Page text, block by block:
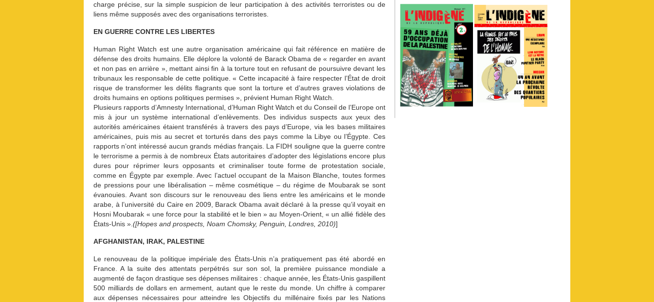
charge précise, sur la simple suspicion de leur participation à des activités terroristes ou de
liens même supposés avec des organisations terroristes.
EN GUERRE CONTRE LES LIBERTES
Human Right Watch est une autre organisation américaine qui fait référence en matière de
défense des droits humains. Elle déplore la volonté de Barack Obama de « regarder en avant
et non pas en arrière », mettant ainsi fin à la torture tout en refusant de poursuivre devant les
tribunaux les responsable de cette politique. « Cette incapacité à faire respecter l’État de droit
risque de transformer les délits flagrants que sont la torture et d’autres graves violations de
droits humains en options politiques permises », prévient Human Right Watch.
Plusieurs rapports d’Amnesty International, d’Human Right Watch et du Conseil de l’Europe ont
mis à jour un système international d’enlèvements. Des individus suspects aux yeux des
autorités américaines étaient transférés à travers des pays d’Europe, via les bases militaires
américaines, puis mis au secret et torturés dans des pays comme la Libye ou l’Égypte. Ces
rapports n’ont intéressé aucun grands médias français. La FIDH souligne que la guerre contre
le terrorisme a permis à de nombreux États autoritaires d’adopter des législations encore plus
dures pour réprimer leurs opposants et criminaliser toute forme de protestation sociale,
comme en Égypte par exemple. Avec l’actuel occupant de la Maison Blanche, toutes formes
de pressions pour une libéralisation – même cosmétique – du régime de Moubarak se sont
évanouies. Avant son discours sur le renouveau des liens entre les américains et le monde
arabe, à l’université du Caire en 2009, Barack Obama avait déclaré à la presse qu’il voyait en
Hosni Moubarak « une force pour la stabilité et le bien » au Moyen-Orient, « un allié fidèle des
États-Unis ». ([Hopes and prospects, Noam Chomsky, Penguin, Londres, 2010)]
AFGHANISTAN, IRAK, PALESTINE
Le renouveau de la politique impériale des États-Unis n’a pratiquement pas été abordé en
France. A la suite des attentats perpétrés sur son sol, la première puissance mondiale a
augmenté de façon drastique ses dépenses militaires : chaque année, les États-Unis gaspillent
500 milliards de dollars en armement, autant que le reste du monde. Un chiffre à comparer
aux dépenses nécessaires pour atteindre les Objectifs du millénaire fixés par les Nations